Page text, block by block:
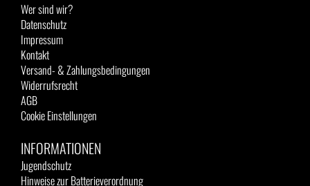
Wer sind wir?
Datenschutz
Impressum
Kontakt
Versand- & Zahlungsbedingungen
Widerrufsrecht
AGB
Cookie Einstellungen
INFORMATIONEN
Jugendschutz
Hinweise zur Batterieverordnung